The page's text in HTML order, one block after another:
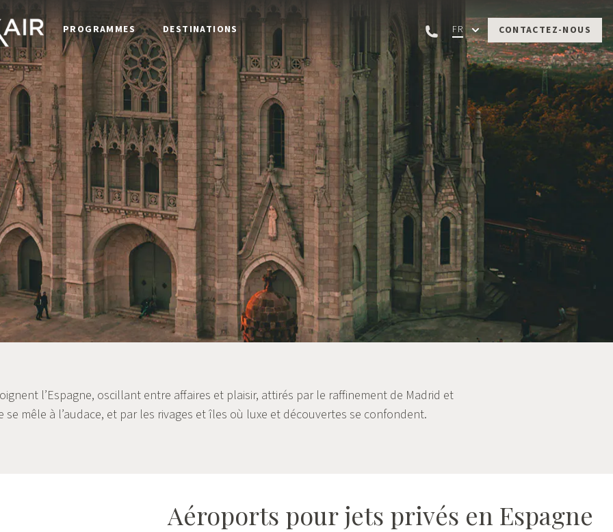
PROGRAMMES DESTINATIONS FR CONTACTEZ-NOUS
l’Espagne, oscillant entre affaires et plaisir, attirés par le raffinement de Madrid et
mêle à l’audace, et par les rivages et îles où luxe et découvertes se confondent.
Aéroports pour jets privés en Espagne